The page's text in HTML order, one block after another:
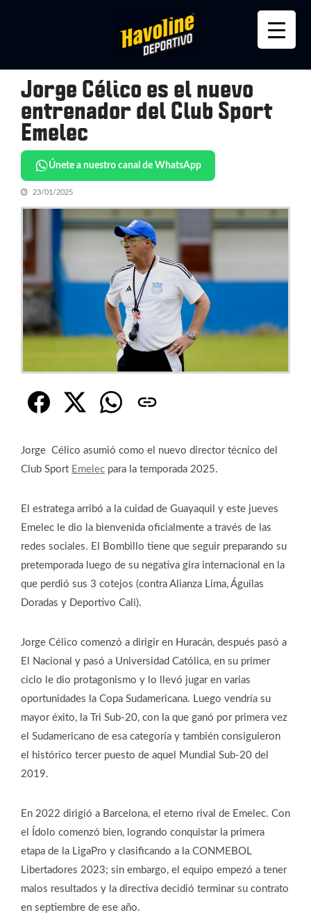
Jorge Célico es el nuevo
entrenador del Club Sport
Emelec
Únete a nuestro canal de WhatsApp
23/01/2025
Jorge Célico asumió como el nuevo director técnico del
Club Sport Emelec para la temporada 2025.
El estratega arribó a la cuidad de Guayaquil y este jueves
Emelec le dio la bienvenida oficialmente a través de las
redes sociales. El Bombillo tiene que seguir preparando su
pretemporada luego de su negativa gira internacional en la
que perdió sus 3 cotejos (contra Alianza Lima, Águilas
Doradas y Deportivo Cali).
Jorge Célico comenzó a dirigir en Huracán, después pasó a
El Nacional y pasó a Universidad Católica, en su primer
ciclo le dio protagonismo y lo llevó jugar en varias
oportunidades la Copa Sudamericana. Luego vendría su
mayor éxito, la Tri Sub-20, con la que ganó por primera vez
el Sudamericano de esa categoría y también consiguieron
el histórico tercer puesto de aquel Mundial Sub-20 del
2019.
En 2022 dirigió a Barcelona, el eterno rival de Emelec. Con
el Ídolo comenzó bien, logrando conquistar la primera
etapa de la LigaPro y clasificando a la CONMEBOL
Libertadores 2023; sin embargo, el equipo empezó a tener
malos resultados y la directiva decidió terminar su contrato
en septiembre de ese año.